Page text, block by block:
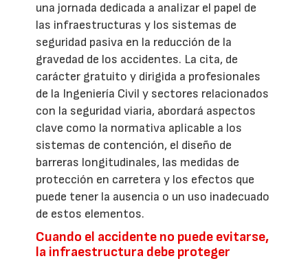
una jornada dedicada a analizar el papel de
las infraestructuras y los sistemas de
seguridad pasiva en la reducción de la
gravedad de los accidentes. La cita, de
carácter gratuito y dirigida a profesionales
de la Ingeniería Civil y sectores relacionados
con la seguridad viaria, abordará aspectos
clave como la normativa aplicable a los
sistemas de contención, el diseño de
barreras longitudinales, las medidas de
protección en carretera y los efectos que
puede tener la ausencia o un uso inadecuado
de estos elementos.
Cuando el accidente no puede evitarse,
la infraestructura debe proteger